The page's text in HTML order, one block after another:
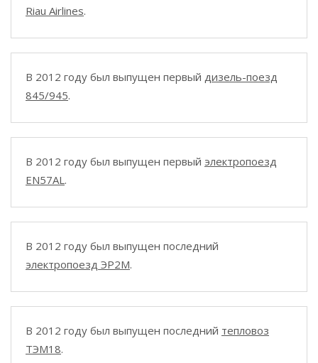
Riau Airlines.
В 2012 году был выпущен первый дизель-поезд
845/945.
В 2012 году был выпущен первый электропоезд
EN57AL.
В 2012 году был выпущен последний
электропоезд ЭР2М.
В 2012 году был выпущен последний тепловоз
ТЭМ18.